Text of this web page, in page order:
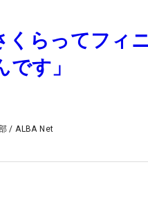
くらってフィ
す」
/ALBA Net